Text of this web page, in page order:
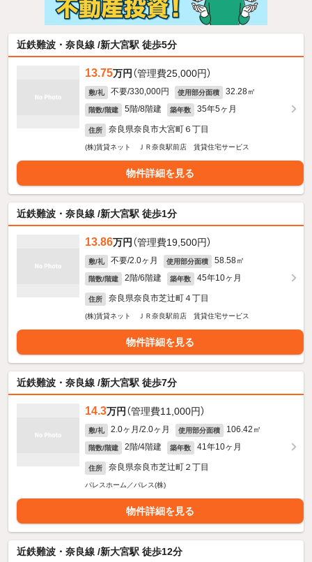
近鉄難波・奈良線 /新大宮駅 徒歩5分
13.75万円 （管理費25,000円）
敷/礼 不要/330,000円 使用部分面積 32.28㎡
階数/階建 5階/8階建 築年数 35年5ヶ月
住所 奈良県奈良市大宮町６丁目
(株)賃貸ネット ＪＲ奈良駅前店 賃貸住宅サービス
物件詳細を見る
近鉄難波・奈良線 /新大宮駅 徒歩1分
13.86万円 （管理費19,500円）
敷/礼 不要/2.0ヶ月 使用部分面積 58.58㎡
階数/階建 2階/6階建 築年数 45年10ヶ月
住所 奈良県奈良市芝辻町４丁目
(株)賃貸ネット ＪＲ奈良駅前店 賃貸住宅サービス
物件詳細を見る
近鉄難波・奈良線 /新大宮駅 徒歩7分
14.3万円 （管理費11,000円）
敷/礼 2.0ヶ月/2.0ヶ月 使用部分面積 106.42㎡
階数/階建 2階/4階建 築年数 41年10ヶ月
住所 奈良県奈良市芝辻町２丁目
パレスホーム／パレス(株)
物件詳細を見る
近鉄難波・奈良線 /新大宮駅 徒歩12分